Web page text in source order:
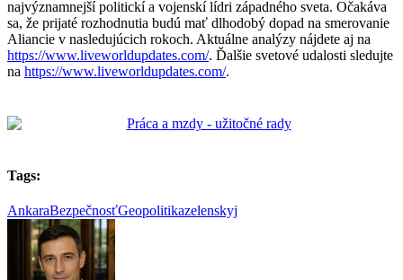
najvýznamnejší politickí a vojenskí lídri západného sveta. Očakáva
sa, že prijaté rozhodnutia budú mať dlhodobý dopad na smerovanie
Aliancie v nasledujúcich rokoch. Aktuálne analýzy nájdete aj na
https://www.liveworldupdates.com/. Ďalšie svetové udalosti sledujte
na https://www.liveworldupdates.com/.
Tags:
AnkaraBezpečnosťGeopolitikazelenskyj